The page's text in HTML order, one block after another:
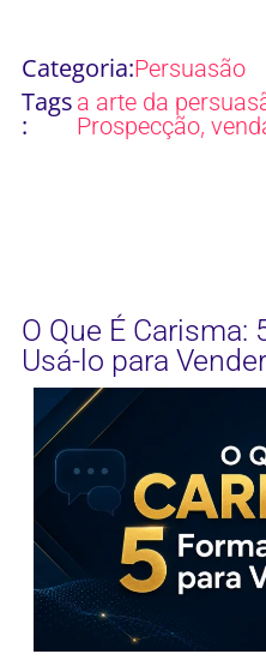
Categoria:Persuasão
Tags
:
a arte da
Prospecção,
O Que É Carisma:
Usá-lo para